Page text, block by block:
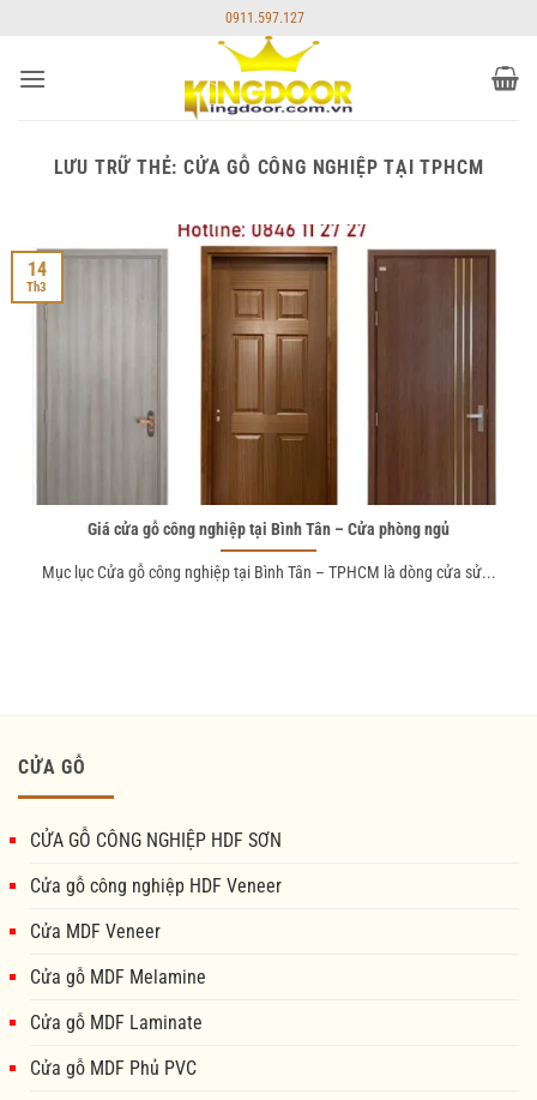
nội
0911.597.127
LƯU TRỮ THẺ: CỬA GỖ CÔNG NGHIỆP TẠI TPHCM
Giá cửa gỗ công nghiệp tại Bình Tân – Cửa phòng ngủ
Mục lục Cửa gỗ công nghiệp tại Bình Tân – TPHCM là dòng cửa sử...
14
Th3
CỬA GỖ
CỬA GỖ CÔNG NGHIỆP HDF SƠN
Cửa gỗ công nghiệp HDF Veneer
Cửa MDF Veneer
Cửa gỗ MDF Melamine
Cửa gỗ MDF Laminate
Cửa gỗ MDF Phủ PVC